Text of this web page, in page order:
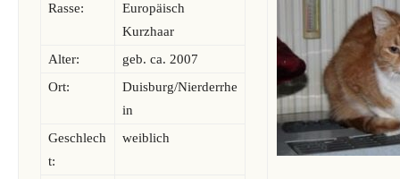
Rasse:
Europäisch
Kurzhaar
Alter:
geb. ca. 2007
Ort:
Duisburg/Nierderrhe
in
Geschlech
t:
weiblich